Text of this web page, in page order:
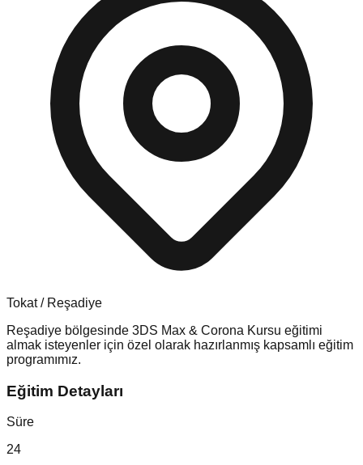
Tokat/ Reşadiye
Reşadiye bölgesinde 3DS Max & Corona Kursu eğitimi
almak isteyenler için özel olarak hazırlanmış kapsamlı eğitim
programımız.
Eğitim Detayları
Süre
24